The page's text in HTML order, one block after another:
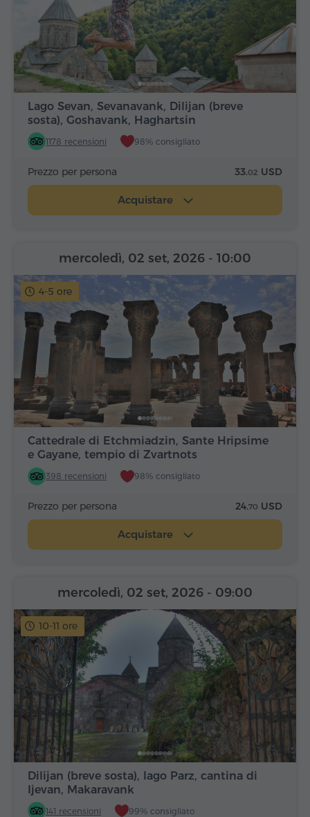
Lago Sevan, Sevanavank, Dilijan (breve
sosta), Goshavank, Haghartsin
1178 recensioni 98% consigliato
Prezzo per persona 33.02 USD
Acquistare
4-5 ore
Cattedrale di Etchmiadzin, Sante Hripsime
e Gayane, tempio di Zvartnots
398 recensioni 98% consigliato
mercoledì, 02 set, 2026 - 10:00
Prezzo per persona 24.70 USD
Acquistare
10-11 ore
Dilijan (breve sosta), lago Parz, cantina di
Ijevan, Makaravank
141 recensioni 99% consigliato
mercoledì, 02 set, 2026 - 09:00